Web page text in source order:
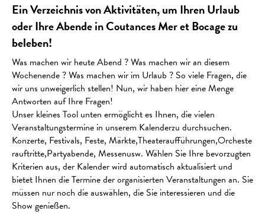
Ein Verzeichnis von Aktivitäten, um Ihren Urlaub
oder Ihre Abende in Coutances Mer et Bocage zu
beleben!
Was machen wir heute Abend ? Was machen wir an diesem
Wochenende ? Was machen wir im Urlaub ? So viele Fragen, die
wir uns unweigerlich stellen! Nun, wir haben hier eine Menge
Antworten auf Ihre Fragen!
Unser kleines Tool unten ermöglicht es Ihnen, die vielen
Veranstaltungstermine in unserem Kalenderzu durchsuchen.
Konzerte, Festivals, Feste, Märkte,Theateraufführungen,Orcheste
rauftritte,Partyabende, Messenusw. Wählen Sie Ihre bevorzugten
Kriterien aus, der Kalender wird automatisch aktualisiert und
bietet Ihnen die Termine der organisierten Veranstaltungen an. Sie
müssen nur noch die auswählen, die Sie interessieren und die
Show genießen.